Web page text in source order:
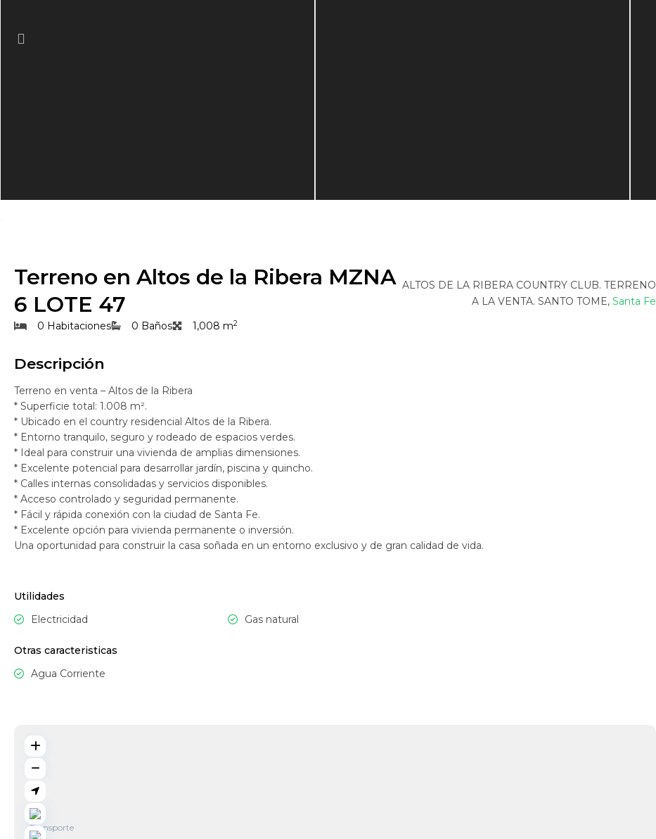
Previous
Terreno en Altos de la Ribera MZNA
6 LOTE 47
0 Habitaciones 0 Baños 1,008 m2
ALTOS DE LA RIBERA COUNTRY CLUB. TERRENO
A LA VENTA. SANTO TOME, Santa Fe
Descripción
Terreno en venta – Altos de la Ribera
* Superficie total: 1.008 m².
* Ubicado en el country residencial Altos de la Ribera.
* Entorno tranquilo, seguro y rodeado de espacios verdes.
* Ideal para construir una vivienda de amplias dimensiones.
* Excelente potencial para desarrollar jardín, piscina y quincho.
* Calles internas consolidadas y servicios disponibles.
* Acceso controlado y seguridad permanente.
* Fácil y rápida conexión con la ciudad de Santa Fe.
* Excelente opción para vivienda permanente o inversión.
Una oportunidad para construir la casa soñada en un entorno exclusivo y de gran calidad de vida.
Utilidades
Electricidad
Gas natural
Otras caracteristicas
Agua Corriente